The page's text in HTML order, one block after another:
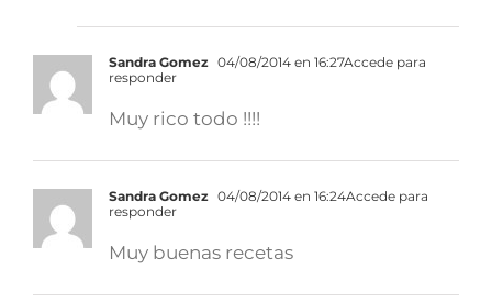
Sandra Gomez 04/08/2014 en 16:27Accede para
responder
Muy rico todo !!!!
Sandra Gomez 04/08/2014 en 16:24Accede para
responder
Muy buenas recetas